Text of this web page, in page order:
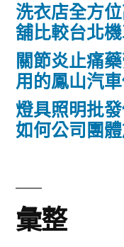
鐵
回
收
研
究
洗衣店全方
舖比較台北
關節炎止痛
用的鳳山汽
燈具照明批
如何公司團
彙整